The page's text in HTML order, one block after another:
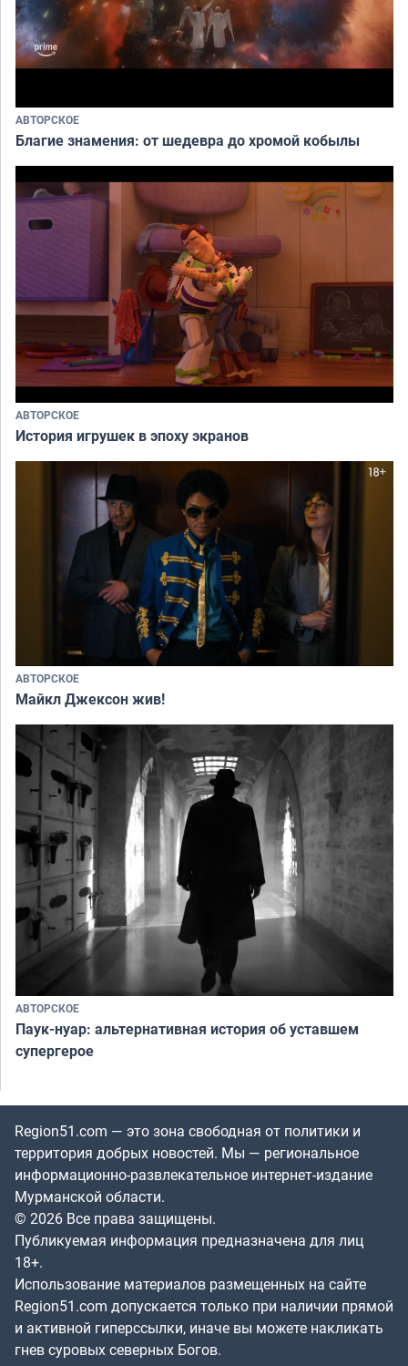
АВТОРСКОЕ
Благие знамения: от шедевра до хромой кобылы
АВТОРСКОЕ
История игрушек в эпоху экранов
АВТОРСКОЕ
Майкл Джексон жив!
АВТОРСКОЕ
Паук-нуар: альтернативная история об уставшем
супергерое
Region51.com — это зона свободная от политики и
территория добрых новостей. Мы — региональное
информационно-развлекательное интернет-издание
Мурманской области.
© 2026 Все права защищены.
Публикуемая информация предназначена для лиц
18+.
Использование материалов размещенных на сайте
Region51.com допускается только при наличии прямой
и активной гиперссылки, иначе вы можете накликать
гнев суровых северных Богов.